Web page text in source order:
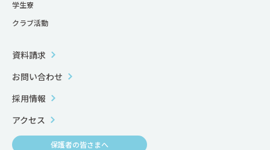
学生寮
クラブ活動
資料請求
お問い合わせ
採用情報
アクセス
保護者の皆さまへ